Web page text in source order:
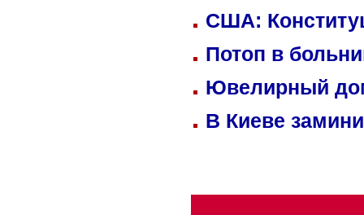
США:
Потоп в
Ювелирный
В Киеве